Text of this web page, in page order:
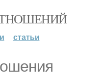
статьи